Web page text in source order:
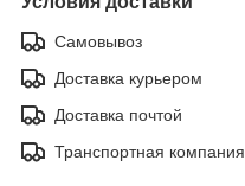
Самовывоз
Доставка курьером
Доставка почтой
Транспортная компания